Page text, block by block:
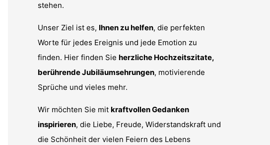
stehen.
Unser Ziel ist es, Ihnen zu helfen, die perfekten
Worte für jedes Ereignis und jede Emotion zu
finden. Hier finden Sie herzliche Hochzeitszitate,
berührende Jubiläumsehrungen, motivierende
Sprüche und vieles mehr.
Wir möchten Sie mit kraftvollen Gedanken
inspirieren, die Liebe, Freude, Widerstandskraft und
die Schönheit der vielen Feiern des Lebens